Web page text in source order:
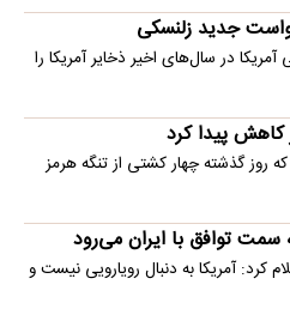
جدید زلنسکی
در سال‌های اخیر ذخایر آمریکا را
کاهش پیدا کرد
روز گذشته چهار کشتی از تنگه هرمز
کرد: آمریکا به دنبال رویارویی نیست و